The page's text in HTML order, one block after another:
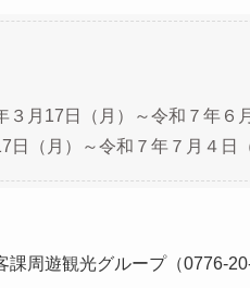
月17日（月）～令和７年６
（月）～令和７年７月４日
周遊観光グループ（0776-20-